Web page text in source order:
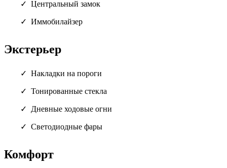
Центральный замок
Иммобилайзер
Экстерьер
Накладки на пороги
Тонированные стекла
Дневные ходовые огни
Светодиодные фары
Комфорт